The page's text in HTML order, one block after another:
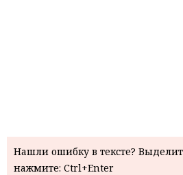
Нашли ошибку в тексте?
нажмите: Ctrl+Enter